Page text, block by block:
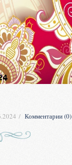
Комментарии (0)